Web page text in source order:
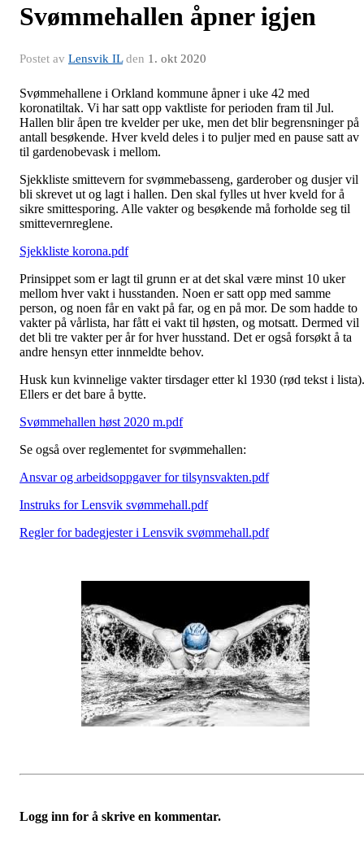
Svømmehallen åpner igjen
Postet av Lensvik ILden 1. okt 2020
Svømmehallene i Orkland kommune åpner i uke 42 med
koronatiltak. Vi har satt opp vaktliste for perioden fram til Jul.
Hallen blir åpen tre kvelder per uke, men det blir begrensninger på
antall besøkende. Hver kveld deles i to puljer med en pause satt av
til gardenobevask i mellom.
Sjekkliste smittevern for svømmebasseng, garderober og dusjer vil
bli skrevet ut og lagt i hallen. Den skal fylles ut hver kveld for å
sikre smittesporing. Alle vakter og besøkende må forholde seg til
smittevernreglene.
Sjekkliste korona.pdf
Prinsippet som er lagt til grunn er at det skal være minst 10 uker
mellom hver vakt i husstanden. Noen er satt opp med samme
person, og noen får en vakt på far, og en på mor. De som hadde to
vakter på vårlista, har fått ei vakt til høsten, og motsatt. Dermed vil
det bli tre vakter per år for hver husstand. Det er også forsøkt å ta
andre hensyn etter innmeldte behov.
Husk kun kvinnelige vakter tirsdager etter kl 1930 (rød tekst i lista).
Ellers er det bare å bytte.
Svømmehallen høst 2020 m.pdf
Se også over reglementet for svømmehallen:
Ansvar og arbeidsoppgaver for tilsynsvakten.pdf
Instruks for Lensvik svømmehall.pdf
Regler for badegjester i Lensvik svømmehall.pdf
Logg inn for å skrive en kommentar.